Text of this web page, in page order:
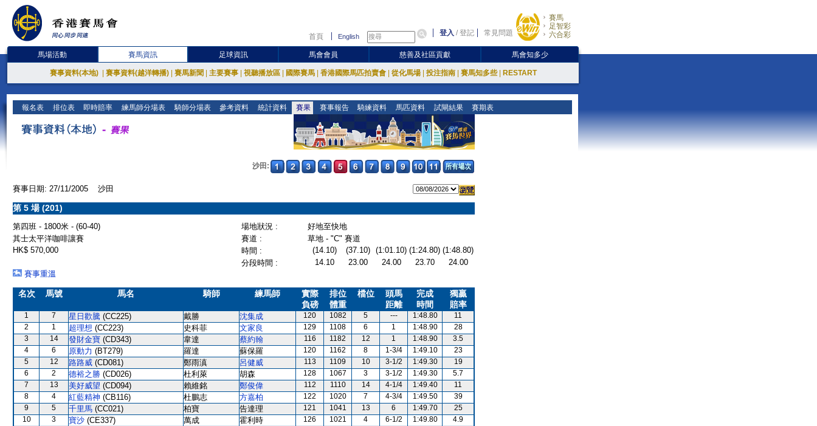
首頁 English 登入 /登記 常見問題
賽馬
足智彩
六合彩
馬場活動 賽馬資訊 足球資訊 馬會會員 慈善及社區貢獻 馬會知多少
賽事資料(本地) 賽事資料(越洋轉播) 賽馬新聞 主要賽事 視聽播放區 國際賽馬 香港國際馬匹拍賣會 從化馬場 投注指南 賽馬知多些 RESTART
報名表 排位表 即時賠率 練馬師分場表 騎師分場表 參考資料 統計資料 賽果 賽事報告 騎練資料 馬匹資料 試閘結果 賽期表
沙田:
賽事日期: 27/11/2005 沙田
第 5 場 (201)
第四班 - 1800米 - (60-40) 場地狀況 :
好地至快地
其士太平洋咖啡讓賽
賽道 :
草地 - "C" 賽道
HK$ 570,000
時間 : (14.10) (37.10) (1:01.10) (1:24.80) (1:48.80)
分段時間 :
14.10 23.00 24.00 23.70
24.00
賽事重溫
名次 馬號 馬名 騎師 練馬師
實際
負磅
排位
體重
檔位
頭馬
距離
完成
時間
獨贏
賠率
1 7 星日歡騰 (CC225) 戴勝 沈集成 120 1082 5 --- 1:48.80
11
2
1 超理想 (CC223) 史科菲 文家良 129 1108 6 1 1:48.90
28
3
14 發財金寶 (CD343) 韋達 蔡約翰 116 1182 12 1 1:48.90
3.5
4
6 原動力 (BT279) 羅達 蘇保羅 120 1162 8 1-3/4 1:49.10
23
5
12 路路威 (CD081) 鄭雨滇 呂健威 113 1109 10 3-1/2 1:49.30
19
6
2 德裕之勝 (CD026) 杜利萊 胡森 128 1067 3 3-1/2 1:49.30
5.7
7
13 美好威望 (CD094) 賴維銘 鄭俊偉 112 1110 14 4-1/4 1:49.40
11
8
4 紅藍精神 (CB116) 杜鵬志 方嘉柏 122 1020 7 4-3/4 1:49.50
39
9
5 千里馬 (CC021) 柏寶 告達理 121 1041 13 6 1:49.70
25
10
3 寶沙 (CE337) 萬成 霍利時 126 1021 4 6-1/2 1:49.80
4.9